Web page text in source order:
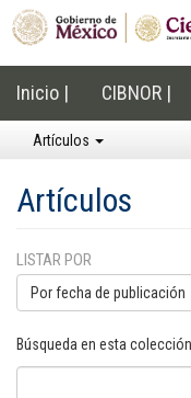
Inicio | CIBNOR |
Artículos
Artículos
LISTAR POR
Por fecha de publicación
Búsqueda en esta